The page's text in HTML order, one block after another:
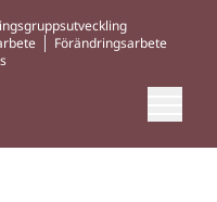
Förändringsarbete